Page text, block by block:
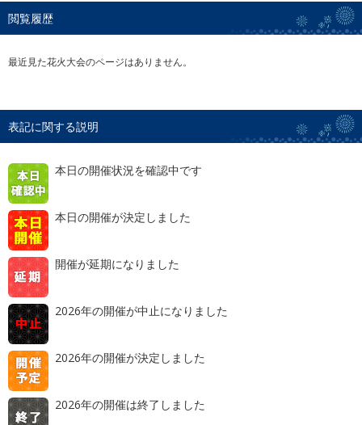
閲覧履歴
最近見た花火大会のページはありません。
表記に関する説明
本日の開催状況を確認中です
本日の開催が決定しました
開催が延期になりました
2026年の開催が中止になりました
2026年の開催が決定しました
2026年の開催は終了しました